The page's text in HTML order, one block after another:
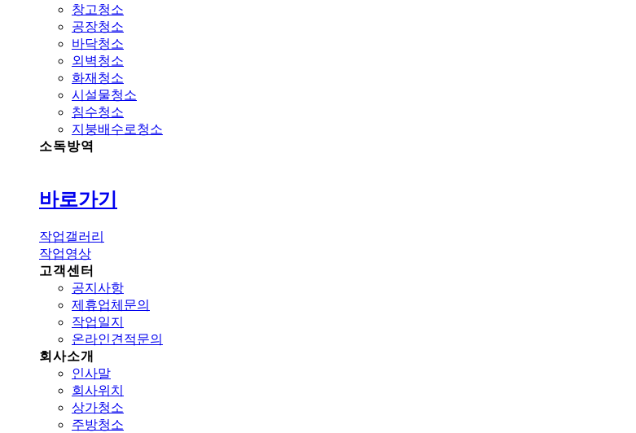
창고청소
공장청소
바닥청소
외벽청소
화재청소
시설물청소
침수청소
지붕배수로청소
소독방역
바로가기
작업갤러리
작업영상
고객센터
공지사항
제휴업체문의
작업일지
온라인견적문의
회사소개
인사말
회사위치
상가청소
주방청소